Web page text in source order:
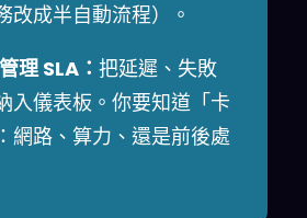
改成半自動流程）。
理 SLA： 把延遲、失敗
入儀表板。你要知道「卡
網路、算力、還是前後處